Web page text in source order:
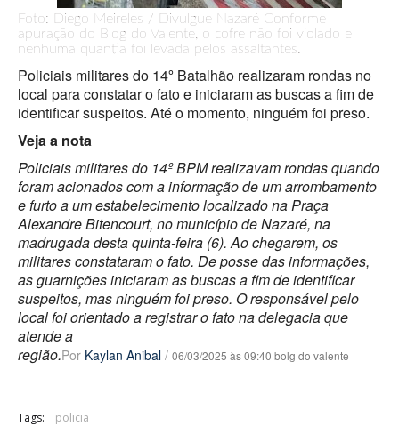
Foto: Diego Meireles / Divulgue Nazaré Conforme
apuração do Blog do Valente, o cofre não foi violado e
nenhuma quantia foi levada pelos assaltantes.
Policiais militares do 14º Batalhão realizaram rondas no
local para constatar o fato e iniciaram as buscas a fim de
identificar suspeitos. Até o momento, ninguém foi preso.
Veja a nota
Policiais militares do 14º BPM realizavam rondas quando
foram acionados com a informação de um arrombamento
e furto a um estabelecimento localizado na Praça
Alexandre Bitencourt, no município de Nazaré, na
madrugada desta quinta-feira (6). Ao chegarem, os
militares constataram o fato. De posse das informações,
as guarnições iniciaram as buscas a fim de identificar
suspeitos, mas ninguém foi preso. O responsável pelo
local foi orientado a registrar o fato na delegacia que
atende a
região.Por Kaylan Anibal / 06/03/2025 às 09:40 bolg do valente
Tags: policia